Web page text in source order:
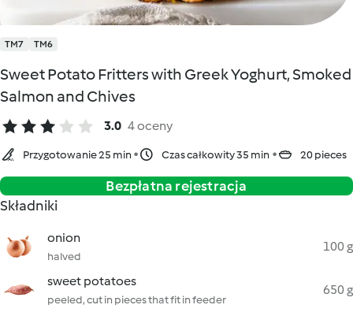
TM7 TM6
Sweet Potato Fritters with Greek Yoghurt, Smoked
Salmon and Chives
3.0 4 oceny
Przygotowanie 25 min Czas całkowity 35 min 20 pieces
Bezpłatna rejestracja
Składniki
onion
halved
100 g
sweet potatoes
peeled, cut in pieces that fit in feeder
650 g